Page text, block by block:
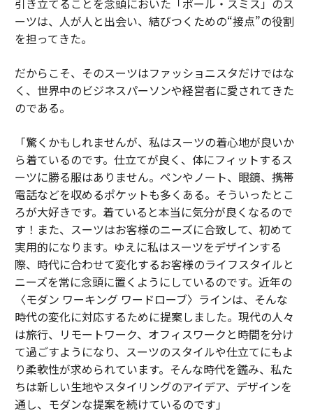
ーツは、人が人と出会い、結びつくための“接点”の役割
を担ってきた。
だからこそ、そのスーツはファッショニスタだけではな
く、世界中のビジネスパーソンや経営者に愛されてきた
のである。
「驚くかもしれませんが、私はスーツの着心地が良いか
ら着ているのです。仕立てが良く、体にフィットするス
ーツに勝る服はありません。ペンやノート、眼鏡、携帯
電話などを収めるポケットも多くある。そういったとこ
ろが大好きです。着ていると本当に気分が良くなるので
す！また、スーツはお客様のニーズに合致して、初めて
実用的になります。ゆえに私はスーツをデザインする
際、時代に合わせて変化するお客様のライフスタイルと
ニーズを常に念頭に置くようにしているのです。近年の
〈モダン ワーキング ワードローブ〉ラインは、そんな
時代の変化に対応するために提案しました。現代の人々
は旅行、リモートワーク、オフィスワークと時間を分け
て過ごすようになり、スーツのスタイルや仕立てにもよ
り柔軟性が求められています。そんな時代を鑑み、私た
ちは新しい生地やスタイリングのアイデア、デザインを
通し、モダンな提案を続けているのです」